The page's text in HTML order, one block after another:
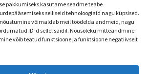
pakkumiseks kasutame seadme teabe
selliseid tehnoloogiaid nagu küpsised.
võimaldab meil töödelda andmeid, nagu
ID-d sellel saidil. Nõusoleku mitteandmine
võib teatud funktsioone ja funktsioone negatiivselt